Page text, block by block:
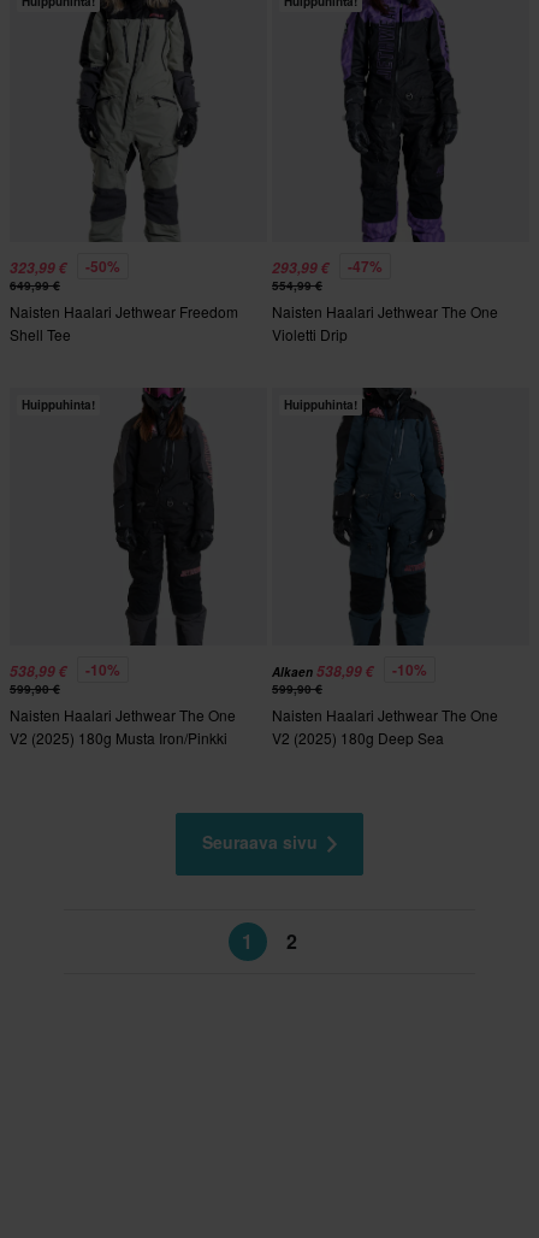
323,99 € -50%
649,99 €
Naisten Haalari Jethwear Freedom
Shell Tee
293,99 € -47%
554,99 €
Naisten Haalari Jethwear The One
Violetti Drip
Huippuhinta!
538,99 € -10%
599,90 €
Naisten Haalari Jethwear The One
V2 (2025) 180g Musta Iron/Pinkki
Huippuhinta!
Alkaen 538,99 € -10%
599,90 €
Naisten Haalari Jethwear The One
V2 (2025) 180g Deep Sea
Seuraava sivu
1 2